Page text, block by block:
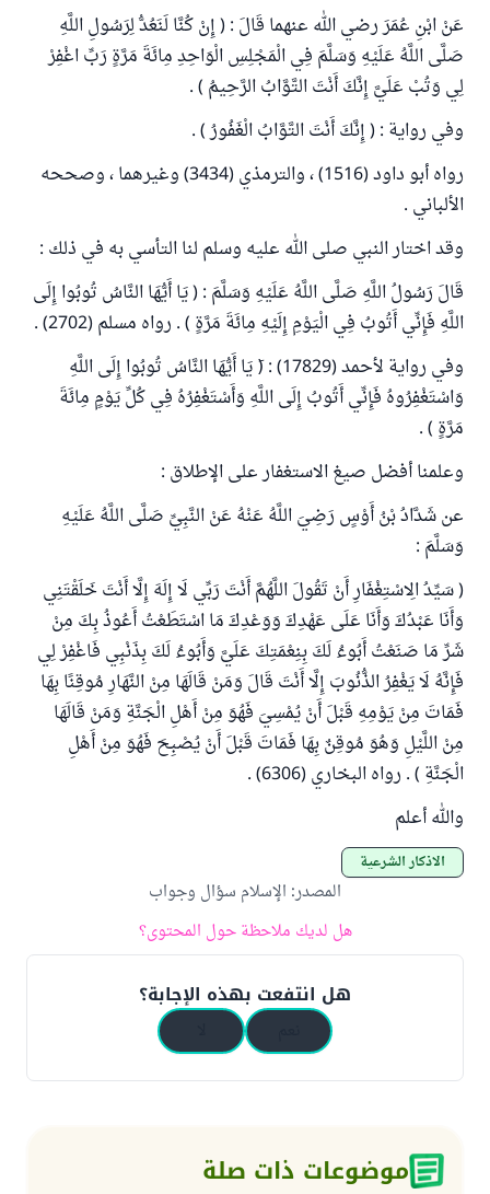
عَنْ ابْنِ عُمَرَ رضي الله عنهما قَالَ : ( إِنْ كُنَّا لَنَعُدُّ لِرَسُولِ اللَّهِ
صَلَّى اللَّهُ عَلَيْهِ وَسَلَّمَ فِي الْمَجْلِسِ الْوَاحِدِ مِائَةَ مَرَّةٍ رَبِّ اغْفِرْ
لِي وَتُبْ عَلَيَّ إِنَّكَ أَنْتَ التَّوَّابُ الرَّحِيمُ ) .
وفي رواية : ( إِنَّكَ أَنْتَ التَّوَّابُ الْغَفُورُ ) .
رواه أبو داود (1516) ، والترمذي (3434) وغيرهما ، وصححه
الألباني .
وقد اختار النبي صلى الله عليه وسلم لنا التأسي به في ذلك :
قَالَ رَسُولُ اللَّهِ صَلَّى اللَّهُ عَلَيْهِ وَسَلَّمَ : ( يَا أَيُّهَا النَّاسُ تُوبُوا إِلَى
اللَّهِ فَإِنِّي أَتُوبُ فِي الْيَوْمِ إِلَيْهِ مِائَةَ مَرَّةٍ ) . رواه مسلم (2702) .
وفي رواية لأحمد (17829) : (َ يَا أَيُّهَا النَّاسُ تُوبُوا إِلَى اللَّهِ
وَاسْتَغْفِرُوهُ فَإِنِّي أَتُوبُ إِلَى اللَّهِ وَأَسْتَغْفِرُهُ فِي كُلِّ يَوْمٍ مِائَةَ
مَرَّةٍ ) .
وعلمنا أفضل صيغ الاستغفار على الإطلاق :
عن شَدَّادُ بْنُ أَوْسٍ رَضِيَ اللَّهُ عَنْهُ عَنْ النَّبِيِّ صَلَّى اللَّهُ عَلَيْهِ
وَسَلَّمَ :
( سَيِّدُ الِاسْتِغْفَارِ أَنْ تَقُولَ اللَّهُمَّ أَنْتَ رَبِّي لَا إِلَهَ إِلَّا أَنْتَ خَلَقْتَنِي
وَأَنَا عَبْدُكَ وَأَنَا عَلَى عَهْدِكَ وَوَعْدِكَ مَا اسْتَطَعْتُ أَعُوذُ بِكَ مِنْ
شَرِّ مَا صَنَعْتُ أَبُوءُ لَكَ بِنِعْمَتِكَ عَلَيَّ وَأَبُوءُ لَكَ بِذَنْبِي فَاغْفِرْ لِي
فَإِنَّهُ لَا يَغْفِرُ الذُّنُوبَ إِلَّا أَنْتَ قَالَ وَمَنْ قَالَهَا مِنْ النَّهَارِ مُوقِنًا بِهَا
فَمَاتَ مِنْ يَوْمِهِ قَبْلَ أَنْ يُمْسِيَ فَهُوَ مِنْ أَهْلِ الْجَنَّةِ وَمَنْ قَالَهَا
مِنْ اللَّيْلِ وَهُوَ مُوقِنٌ بِهَا فَمَاتَ قَبْلَ أَنْ يُصْبِحَ فَهُوَ مِنْ أَهْلِ
الْجَنَّةِ ) . رواه البخاري (6306) .
والله أعلم
الأذكار الشرعية
المصدر: الإسلام سؤال وجواب
هل لديك ملاحظة حول المحتوى؟
هل انتفعت بهذه الإجابة؟
موضوعات ذات صلة